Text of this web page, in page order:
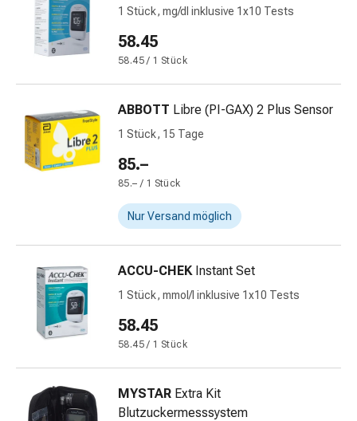
Rauchstopp
Herznerven-
Störung
Gedächtnis-
Konzentrationsstörung
Allergien
&
Heuschnupfen
Antiallergika
Haut
Darm
Durchfall
Magenbrennen
Übelkeit
&
Erbrechen
Verdauung,
1 Stück, mg/dl inklusive 1x10 Tests
58.45
58.45 / 1 Stück
ABBOTT Libre (PI-GAX) 2 Plus Sensor
1 Stück, 15 Tage
85.–
85.– / 1 Stück
Nur Versand möglich
ACCU-CHEK Instant Set
1 Stück, mmol/l inklusive 1x10 Tests
58.45
58.45 / 1 Stück
MYSTAR Extra Kit
Blutzuckermesssystem